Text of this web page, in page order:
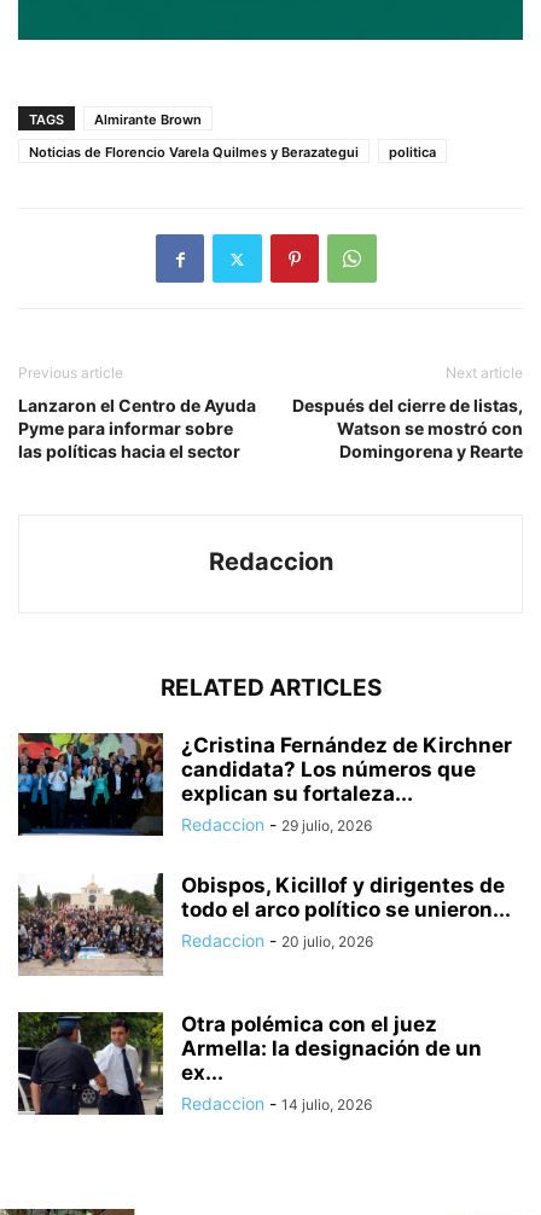
TAGS
Almirante Brown
Noticias de Florencio Varela Quilmes y Berazategui
politica
Previous article
Lanzaron el Centro de Ayuda
Pyme para informar sobre
las políticas hacia el sector
Next article
Después del cierre de listas,
Watson se mostró con
Domingorena y Rearte
Redaccion
RELATED ARTICLES
¿Cristina Fernández de Kirchner
candidata? Los números que
explican su fortaleza...
Redaccion - 29 julio, 2026
Obispos, Kicillof y dirigentes de
todo el arco político se unieron...
Redaccion - 20 julio, 2026
Otra polémica con el juez
Armella: la designación de un
ex...
Redaccion - 14 julio, 2026